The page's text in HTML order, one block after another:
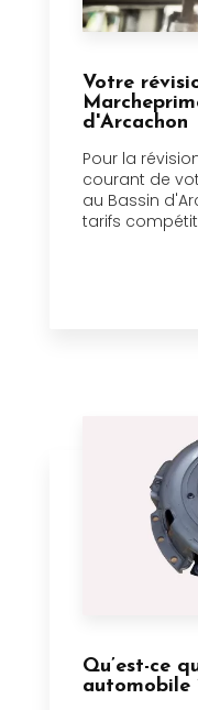
Votre
d'Arcachon
Pour la
courant de
au Bassin
tarifs
Qu’est-ce
automobile